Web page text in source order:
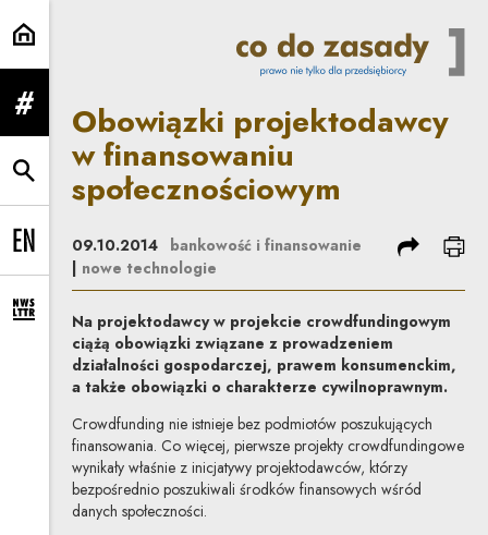
Obowiązki projektodawcy w
rozwiń menu
rozwiń wyszukiwarkę
Change language to EN
rozwiń formularz zapisu na newsletter
Obowiązki projektodawcy
w finansowaniu
społecznościowym
09.10.2014 bankowość i finansowanie
nowe technologie
podziel się
Na projektodawcy w projekcie crowdfundingowym
ciążą obowiązki związane z prowadzeniem
działalności gospodarczej, prawem konsumenckim,
a także obowiązki o charakterze cywilnoprawnym.
Crowdfunding nie istnieje bez podmiotów poszukujących
finansowania. Co więcej, pierwsze projekty crowdfundingowe
wynikały właśnie z inicjatywy projektodawców, którzy
bezpośrednio poszukiwali środków finansowych wśród
danych społeczności.